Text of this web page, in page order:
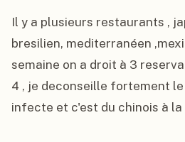
Il y a plusieurs restaurants ,
bresilien, mediterranéen
semaine on a droit à 3
4 , je deconseille fortement
infecte et c'est du chinois à la